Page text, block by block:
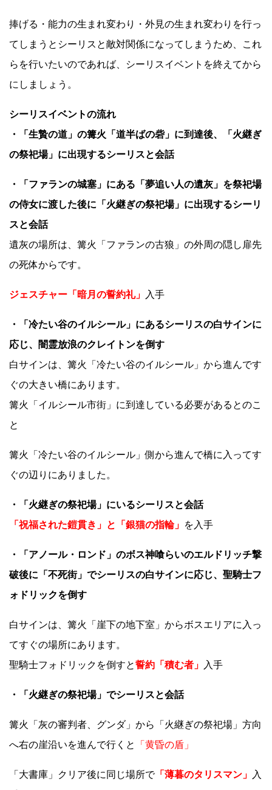
捧げる・能力の生まれ変わり・外見の生まれ変わりを行っ
てしまうとシーリスと敵対関係になってしまうため、これ
らを行いたいのであれば、シーリスイベントを終えてから
にしましょう。
シーリスイベントの流れ
・「生贄の道」の篝火「道半ばの砦」に到達後、「火継ぎ
の祭祀場」に出現するシーリスと会話
・「ファランの城塞」にある「夢追い人の遺灰」を祭祀場
の侍女に渡した後に「火継ぎの祭祀場」に出現するシーリ
スと会話
遺灰の場所は、篝火「ファランの古狼」の外周の隠し扉先
の死体からです。
ジェスチャー「暗月の誓約礼」 入手
・「冷たい谷のイルシール」にあるシーリスの白サインに
応じ、闇霊放浪のクレイトンを倒す
白サインは、篝火「冷たい谷のイルシール」から進んです
ぐの大きい橋にあります。
篝火「イルシール市街」に到達している必要があるとのこ
と
篝火「冷たい谷のイルシール」側から進んで橋に入ってす
ぐの辺りにありました。
・「火継ぎの祭祀場」にいるシーリスと会話
「祝福された鎧貫き」と「銀猫の指輪」 を入手
・「アノール・ロンド」のボス神喰らいのエルドリッチ撃
破後に「不死街」でシーリスの白サインに応じ、聖騎士フ
ォドリックを倒す
白サインは、篝火「崖下の地下室」からボスエリアに入っ
てすぐの場所にあります。
聖騎士フォドリックを倒すと誓約「積む者」 入手
・「火継ぎの祭祀場」でシーリスと会話
篝火「灰の審判者、グンダ」から「火継ぎの祭祀場」方向
へ右の崖沿いを進んで行くと
「黄昏の盾」
「大書庫」クリア後に同じ場所で「薄暮のタリスマン」
入